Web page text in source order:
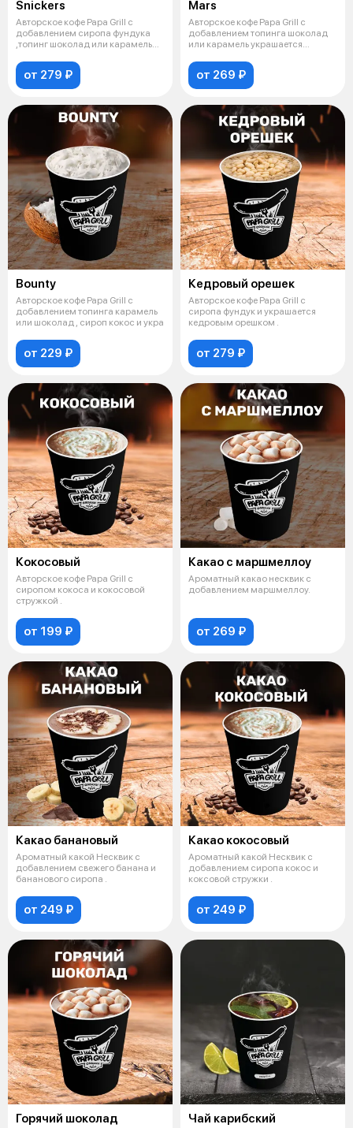
Snickers
Авторское кофе Papa Grill с
добавлением сиропа фундука
,топинг шоколад или карамель
от 279 ₽
Mars
Авторское кофе Papa Grill с
добавлением топинга шоколад
или карамель украшается
от 269 ₽
Bounty
Авторское кофе Papa Grill с
добавлением топинга карамель
или шоколад , сироп кокос и укра
от 229 ₽
Кедровый орешек
Авторское кофе Papa Grill с
сиропа фундук и украшается
кедровым орешком .
от 279 ₽
Кокосовый
Авторское кофе Papa Grill с
сиропом кокоса и кокосовой
стружкой .
от 199 ₽
Какао с маршмеллоу
Ароматный какао несквик с
добавлением маршмеллоу.
от 269 ₽
Какао банановый
Ароматный какой Несквик с
добавлением свежего банана и
бананового сиропа .
от 249 ₽
Какао кокосовый
Ароматный какой Несквик с
добавлением сиропа кокос и
коксовой стружки .
от 249 ₽
Горячий шоколад Чай карибский